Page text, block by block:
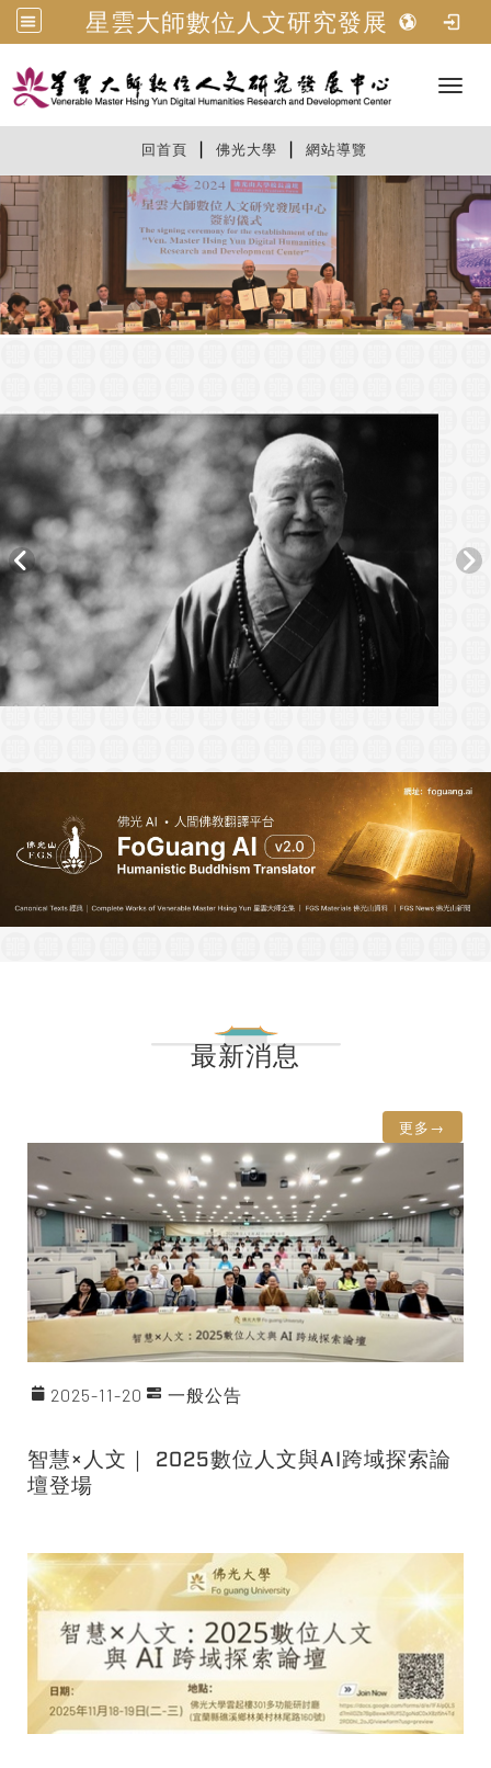
星雲大師數位人文研究發展中心
回首頁 佛光大學 網站導覽
最新消息
更多→
2025-11-20 一般公告
智慧×人文｜ 2025數位人文與AI跨域探索論
壇登場